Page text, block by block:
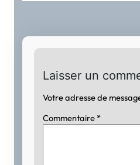
Laisser un
Votre adresse de
Commentaire *